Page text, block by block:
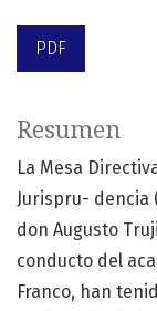
PDF
Resumen
La Mesa
Jurispru- dencia
don Augusto
conducto del
Franco, han